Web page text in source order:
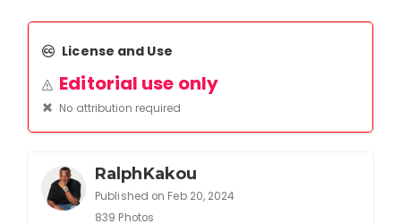
License and Use
Editorial use only
No attribution required
RalphKakou
Published on Feb 20, 2024
839 Photos